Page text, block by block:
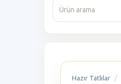
Hazır Tatlılar